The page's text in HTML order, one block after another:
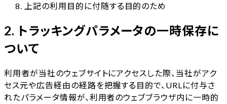
上記の利用目的に付随する目的のため
2. トラッキングパラメータの一時保存に
ついて
利用者が当社のウェブサイトにアクセスした際、当社がアク
セス元や広告経由の経路を把握する目的で、URLに付与さ
れたパラメータ情報が、利用者のウェブブラウザ内に一時的